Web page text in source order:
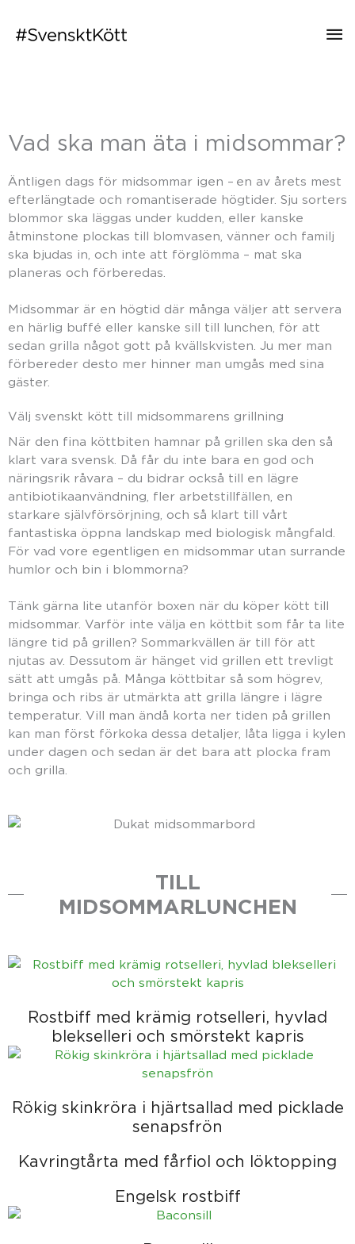
Vad ska man äta till midsommar, hur gör man
grillen? Här hittar du tips och recept.
Vad ska man äta i midsommar?
Äntligen dags för midsommar igen – en av årets mest
efterlängtade och romantiserade högtider. Sju sorters
blommor ska läggas under kudden, eller kanske
åtminstone plockas till blomvasen, vänner och familj
ska bjudas in, och inte att förglömma – mat ska
planeras och förberedas.
Midsommar är en högtid där många väljer att servera
en härlig buffé eller kanske sill till lunchen, för att
sedan grilla något gott på kvällskvisten. Ju mer man
förbereder desto mer hinner man umgås med sina
gäster.
Välj svenskt kött till midsommarens grillning
När den fina köttbiten hamnar på grillen ska den så
klart vara svensk. Då får du inte bara en god och
näringsrik råvara – du bidrar också till en lägre
antibiotikaanvändning, fler arbetstillfällen, en
starkare självförsörjning, och så klart till vårt
fantastiska öppna landskap med biologisk mångfald.
För vad vore egentligen en midsommar utan surrande
humlor och bin i blommorna?
Tänk gärna lite utanför boxen när du köper kött till
midsommar. Varför inte välja en köttbit som får ta lite
längre tid på grillen? Sommarkvällen är till för att
njutas av. Dessutom är hänget vid grillen ett trevligt
sätt att umgås på. Många köttbitar så som högrev,
bringa och ribs är utmärkta att grilla längre i lägre
temperatur. Vill man ändå korta ner tiden på grillen
kan man först förkoka dessa detaljer, låta ligga i kylen
under dagen och sedan är det bara att plocka fram
och grilla.
TILL
MIDSOMMARLUNCHEN
Rostbiff med krämig rotselleri, hyvlad
blekselleri och smörstekt kapris
Rökig skinkröra i hjärtsallad med picklade
senapsfrön
Kavringtårta med fårfiol och löktopping
Engelsk rostbiff